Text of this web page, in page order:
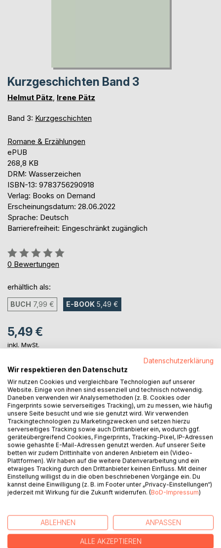
Kurzgeschichten Band 3
Helmut Pätz, Irene Pätz
Band 3: Kurzgeschichten
Romane & Erzählungen
ePUB
268,8 KB
DRM: Wasserzeichen
ISBN-13: 9783756290918
Verlag: Books on Demand
Erscheinungsdatum: 28.06.2022
Sprache: Deutsch
Barrierefreiheit: Eingeschränkt zugänglich
Bewertung::
0%
0 Bewertungen
erhältlich als:
BUCH 7,99 € E-BOOK 5,49 €
5,49 €
inkl. MwSt.
IN DEN WARENKORB
Auf die Merkliste
Titel bewerten
Sammlung von Kurzgeschichten, die ab 1956 in zahlreichen,
auch internationalen, Zeitungen und Zeitschriften publiziert
Datenschutzerklärung
Wir respektieren den Datenschutz
Wir nutzen Cookies und vergleichbare Technologien auf unserer
Website. Einige von ihnen sind essenziell und technisch notwendig.
Daneben verwenden wir Analysemethoden (z. B. Cookies oder
Fingerprints sowie serverseitiges Tracking), um zu messen, wie häufig
unsere Seite besucht und wie sie genutzt wird. Wir verwenden
Trackingtechnologien zu Marketingzwecken und setzen hierzu
serverseitiges Tracking sowie auch Drittanbieter ein, wodurch ggf.
geräteübergreifend Cookies, Fingerprints, Tracking-Pixel, IP-Adressen
sowie gehashte E-Mail-Adressen genutzt werden. Auf unserer Seite
betten wir zudem Drittinhalte von anderen Anbietern ein (Video-
Plattformen). Wir haben auf die weitere Datenverarbeitung und ein
etwaiges Tracking durch den Drittanbieter keinen Einfluss. Mit deiner
Einstellung willigst du in die oben beschriebenen Vorgänge ein. Du
kannst deine Einwilligung (z. B. im Footer unter „Privacy-Einstellungen“)
jederzeit mit Wirkung für die Zukunft widerrufen. (BoD-Impressum)
ABLEHNEN ANPASSEN
ALLE AKZEPTIEREN